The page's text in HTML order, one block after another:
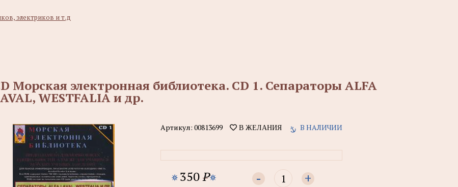
электриков и т.д
Морская электронная библиотека. CD 1. Сепараторы ALFA
WESTFALIA и др.
Артикул: 00813699 В ЖЕЛАНИЯ В НАЛИЧИИ
350P - +